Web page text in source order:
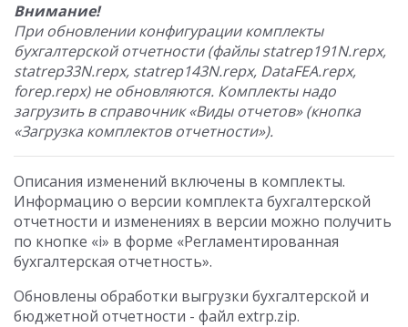
Внимание!
При обновлении конфигурации комплекты
бухгалтерской отчетности (файлы statrep191N.repx,
statrep33N.repx, statrep143N.repx, DataFEA.repx,
forep.repx) не обновляются. Комплекты надо
загрузить в справочник «Виды отчетов» (кнопка
«Загрузка комплектов отчетности»).
Описания изменений включены в комплекты.
Информацию о версии комплекта бухгалтерской
отчетности и изменениях в версии можно получить
по кнопке «i» в форме «Регламентированная
бухгалтерская отчетность».
Обновлены обработки выгрузки бухгалтерской и
бюджетной отчетности - файл extrp.zip.